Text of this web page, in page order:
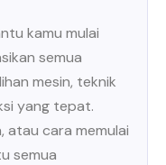
kamu mulai
semua
mesin, teknik
yang tepat.
atau cara memulai
semua